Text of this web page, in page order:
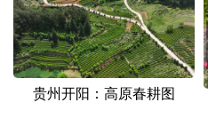
贵州开阳：高原春耕图